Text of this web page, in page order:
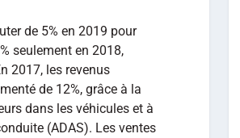
de 5% en 2019 pour
seulement en 2018,
2017, les revenus
de 12%, grâce à la
dans les véhicules et à
(ADAS). Les ventes